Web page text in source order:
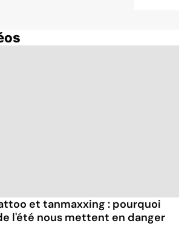
et tanmaxxing : pourquoi
l'été nous mettent en danger